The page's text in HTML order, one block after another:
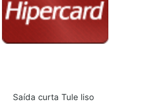
Saída curta Tule liso